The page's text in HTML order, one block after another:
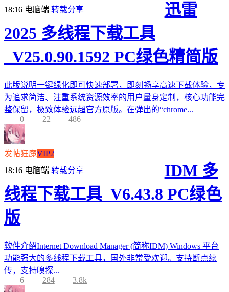
18:16 电脑端 转载分享
迅雷
2025 多线程下载工具
_V25.0.90.1592 PC绿色精简版
此版说明一键绿化即可快速部署，即刻畅享高速下载体验，专
为追求简洁、注重系统资源效率的用户量身定制，核心功能完
整保留，极致体验远超官方原版。在弹出的“chrome...
0
22 486
发帖狂魔VIP2
18:16 电脑端 转载分享
IDM 多
线程下载工具_V6.43.8 PC绿色
版
软件介绍Internet Download Manager (简称IDM) Windows 平台
功能强大的多线程下载工具，国外非常受欢迎。支持断点续
传，支持嗅探...
6
284 3.8k